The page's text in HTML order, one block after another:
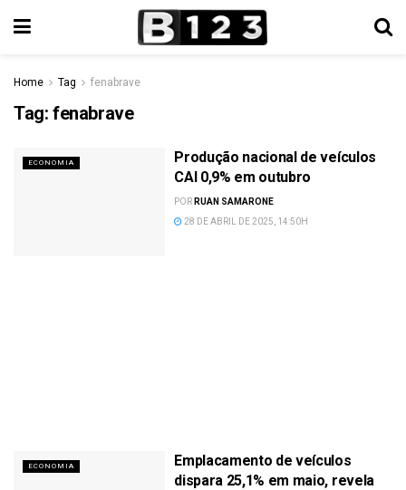
Home Tag fenabrave
Tag: fenabrave
ECONOMIA
Produção nacional de veículos
CAI 0,9% em outubro
POR RUAN SAMARONE
28 DE ABRIL DE 2025, 14:50H
ECONOMIA
Emplacamento de veículos
dispara 25,1% em maio, revela